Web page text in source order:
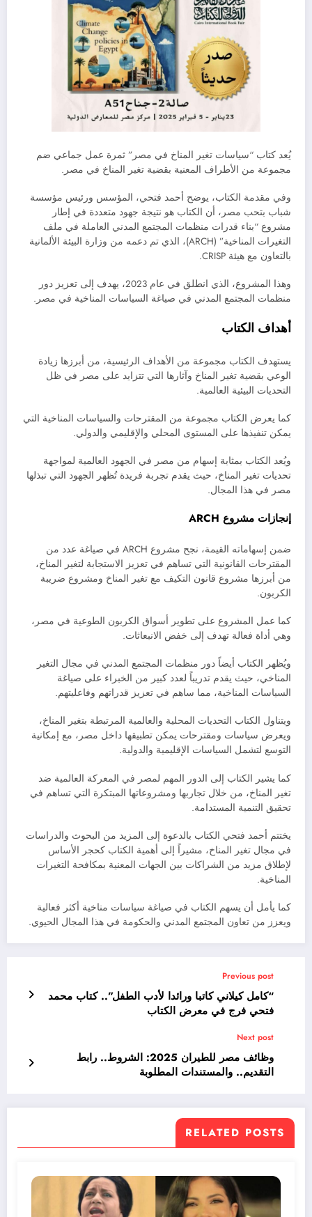
يُعد كتاب “سياسات تغير المناخ في مصر” ثمرة عمل جماعي ضم
مجموعة من الأطراف المعنية بقضية تغير المناخ في مصر.
وفي مقدمة الكتاب، يوضح أحمد فتحي، المؤسس ورئيس مؤسسة
شباب بتحب مصر، أن الكتاب هو نتيجة جهود متعددة في إطار
مشروع “بناء قدرات منظمات المجتمع المدني العاملة في ملف
التغيرات المناخية” (ARCH)، الذي تم دعمه من وزارة البيئة الألمانية
بالتعاون مع هيئة CRISP.
وهذا المشروع، الذي انطلق في عام 2023، يهدف إلى تعزيز دور
منظمات المجتمع المدني في صياغة السياسات المناخية في مصر.
أهداف الكتاب
يستهدف الكتاب مجموعة من الأهداف الرئيسية، من أبرزها زيادة
الوعي بقضية تغير المناخ وآثارها التي تتزايد على مصر في ظل
التحديات البيئية العالمية.
كما يعرض الكتاب مجموعة من المقترحات والسياسات المناخية التي
يمكن تنفيذها على المستوى المحلي والإقليمي والدولي.
ويُعد الكتاب بمثابة إسهام من مصر في الجهود العالمية لمواجهة
تحديات تغير المناخ، حيث يقدم تجربة فريدة تُظهر الجهود التي تبذلها
مصر في هذا المجال.
إنجازات مشروع ARCH
ضمن إسهاماته القيمة، نجح مشروع ARCH في صياغة عدد من
المقترحات القانونية التي تساهم في تعزيز الاستجابة لتغير المناخ،
من أبرزها مشروع قانون التكيف مع تغير المناخ ومشروع ضريبة
الكربون.
كما عمل المشروع على تطوير أسواق الكربون الطوعية في مصر،
وهي أداة فعالة تهدف إلى خفض الانبعاثات.
ويُظهر الكتاب أيضاً دور منظمات المجتمع المدني في مجال التغير
المناخي، حيث يقدم تدريباً لعدد كبير من الخبراء على صياغة
السياسات المناخية، مما ساهم في تعزيز قدراتهم وفاعليتهم.
ويتناول الكتاب التحديات المحلية والعالمية المرتبطة بتغير المناخ،
ويعرض سياسات ومقترحات يمكن تطبيقها داخل مصر، مع إمكانية
التوسع لتشمل السياسات الإقليمية والدولية.
كما يشير الكتاب إلى الدور المهم لمصر في المعركة العالمية ضد
تغير المناخ، من خلال تجاربها ومشروعاتها المبتكرة التي تساهم في
تحقيق التنمية المستدامة.
يختتم أحمد فتحي الكتاب بالدعوة إلى المزيد من البحوث والدراسات
في مجال تغير المناخ، مشيراً إلى أهمية الكتاب كحجر الأساس
لإطلاق مزيد من الشراكات بين الجهات المعنية بمكافحة التغيرات
المناخية.
كما يأمل أن يسهم الكتاب في صياغة سياسات مناخية أكثر فعالية
ويعزز من تعاون المجتمع المدني والحكومة في هذا المجال الحيوي.
Previous post
“كامل كيلاني كاتبا ورائدا لأدب الطفل”.. كتاب محمد
فتحي فرج في معرض الكتاب
Next post
وظائف مصر للطيران 2025: الشروط.. رابط
التقديم.. والمستندات المطلوبة
RELATED POSTS